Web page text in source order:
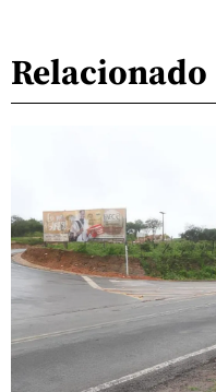
Relacionado